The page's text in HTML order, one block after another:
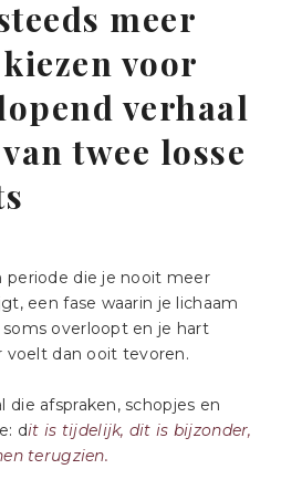
meer
voor
verhaal
twee losse
periode die je nooit meer
een fase waarin je lichaam
overloopt en je hart
dan ooit tevoren.
die afspraken, schopjes en
dit is tijdelijk, dit is bijzonder,
terugzien.